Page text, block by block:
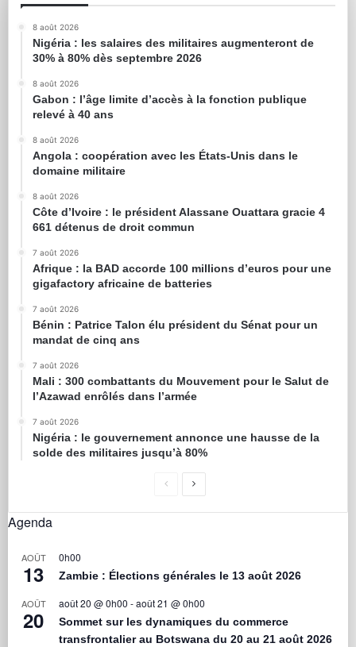
8 août 2026
Nigéria : les salaires des militaires augmenteront de
30% à 80% dès septembre 2026
8 août 2026
Gabon : l’âge limite d’accès à la fonction publique
relevé à 40 ans
8 août 2026
Angola : coopération avec les États-Unis dans le
domaine militaire
8 août 2026
Côte d’Ivoire : le président Alassane Ouattara gracie 4
661 détenus de droit commun
7 août 2026
Afrique : la BAD accorde 100 millions d’euros pour une
gigafactory africaine de batteries
7 août 2026
Bénin : Patrice Talon élu président du Sénat pour un
mandat de cinq ans
7 août 2026
Mali : 300 combattants du Mouvement pour le Salut de
l’Azawad enrôlés dans l’armée
7 août 2026
Nigéria : le gouvernement annonce une hausse de la
solde des militaires jusqu’à 80%
Agenda
AOÛT
13
0h00
Zambie : Élections générales le 13 août 2026
AOÛT
20
août 20 @ 0h00 -août 21 @ 0h00
Sommet sur les dynamiques du commerce
transfrontalier au Botswana du 20 au 21 août 2026